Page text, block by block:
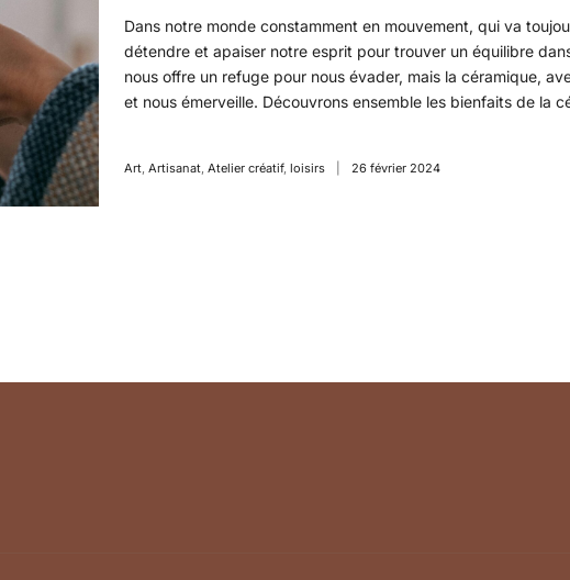
Dans notre monde constamment en mouvement, qui va
détendre et apaiser notre esprit pour trouver un équilibre
nous offre un refuge pour nous évader, mais la céramique,
et nous émerveille. Découvrons ensemble les bienfaits de la
Art, Artisanat, Atelier créatif, loisirs 26 février 2024